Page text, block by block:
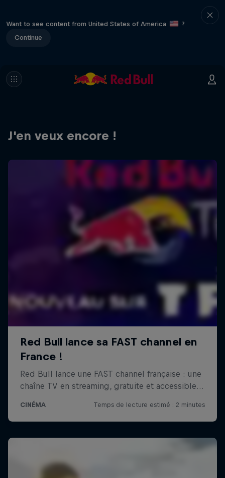
Want to see content from United States of America
?
Continue
J'en veux encore !